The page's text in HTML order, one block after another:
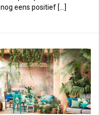
nog eens positief […]